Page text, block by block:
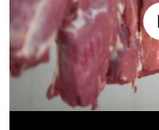
No media